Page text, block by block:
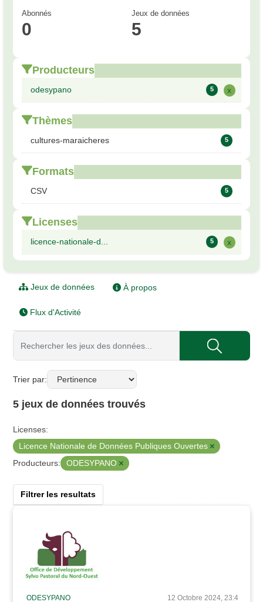
Abonnés
0
Jeux de données
5
Producteurs
odesypano 5 x
Thèmes
cultures-maraicheres 5
Formats
CSV 5
Licenses
licence-nationale-d... 5 x
Jeux de données À propos
Flux d'Activité
Trier par
5 jeux de données trouvés
Licenses:
Licence Nationale de Données Publiques Ouvertes
Producteurs:
ODESYPANO
Filtrer les resultats
ODESYPANO 12 Octobre 2024, 23:4